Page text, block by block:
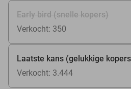
Early bird (snelle kopers)
Verkocht: 350
Laatste kans (gelukkige
Verkocht: 3.444